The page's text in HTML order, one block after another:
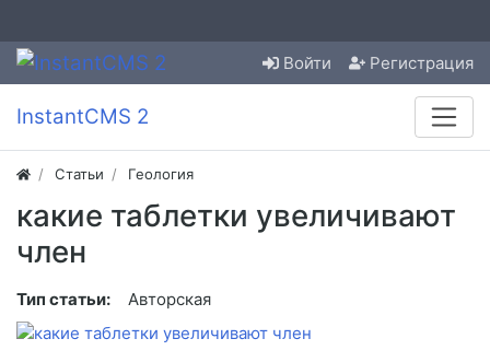
Войти Регистрация
InstantCMS 2
Статьи Геология
какие таблетки увеличивают
член
Тип статьи: Авторская